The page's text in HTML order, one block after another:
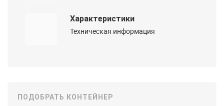
Характеристики
Техническая информация
ПОДОБРАТЬ КОНТЕЙНЕР